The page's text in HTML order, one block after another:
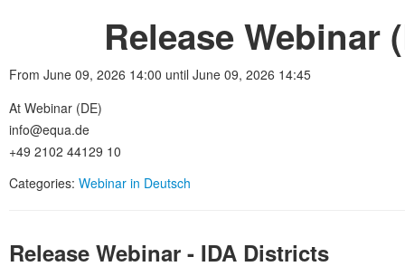
Release
From June 09, 2026 14:00 until June 09, 2026 14:45
At Webinar (DE)
info@equa.de
+49 2102 44129 10
Categories: Webinar in Deutsch
Release Webinar - IDA Districts